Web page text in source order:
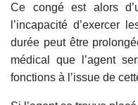
Ce congé est alors
l’incapacité d’exercer
durée peut être
médical que l’agent
fonctions à l’issue de